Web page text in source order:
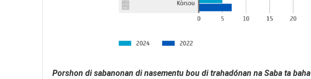
Porshon di sabanonan di nasementu bou di trahadónan na Saba ta baha